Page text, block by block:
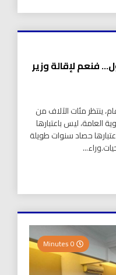
فنعم لإقالة وزير
ينتظر مئات الآلاف من
العامة، ليس باعتبارها
حصاد سنوات طويلة